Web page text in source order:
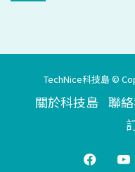
TechNice科技島 ©
關於科技島 聯